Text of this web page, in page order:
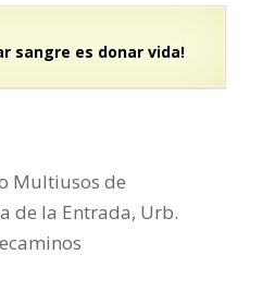
sangre es donar vida!
Multiusos de
de la Entrada, Urb.